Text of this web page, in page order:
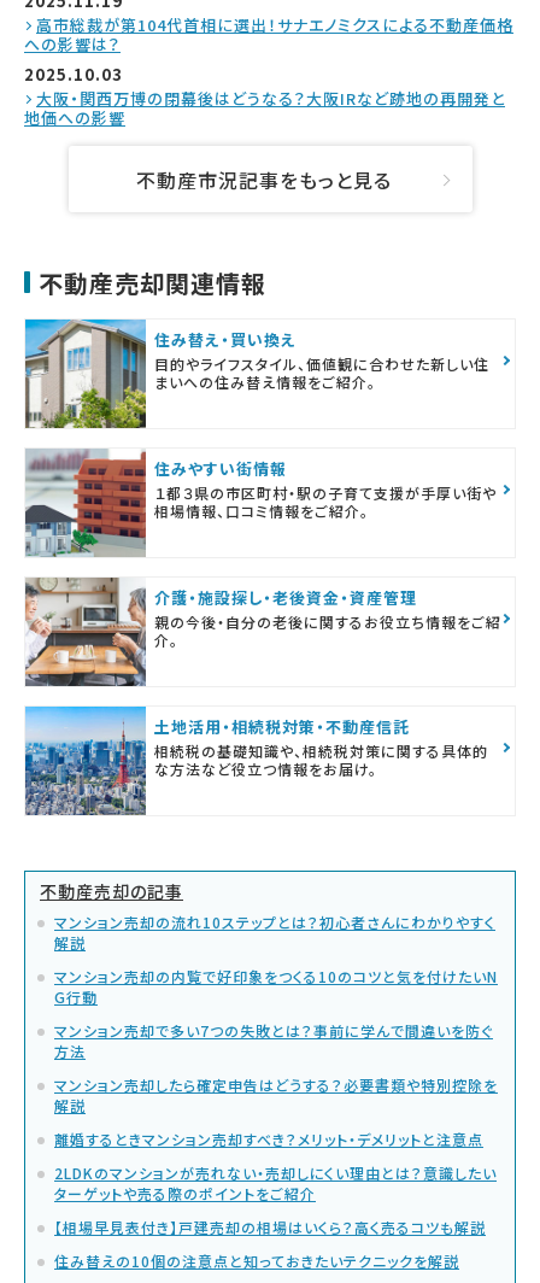
高市総裁が第104代首相に選出！サナエノミクスによる不動産価格
への影響は？
2025.10.03
大阪・関西万博の閉幕後はどうなる？大阪IRなど跡地の再開発と
地価への影響
不動産市況記事をもっと見る
不動産売却関連情報
住み替え・買い換え
目的やライフスタイル、価値観に合わせた新しい住
まいへの住み替え情報をご紹介。
住みやすい街情報
１都３県の市区町村・駅の子育て支援が手厚い街や
相場情報、口コミ情報をご紹介。
介護・施設探し・老後資金・資産管理
親の今後・自分の老後に関するお役立ち情報をご紹
介。
土地活用・相続税対策・不動産信託
相続税の基礎知識や、相続税対策に関する具体的
な方法など役立つ情報をお届け。
不動産売却の記事
マンション売却の流れ10ステップとは？初心者さんにわかりやすく
解説
マンション売却の内覧で好印象をつくる10のコツと気を付けたいN
G行動
マンション売却で多い7つの失敗とは？事前に学んで間違いを防ぐ
方法
マンション売却したら確定申告はどうする？必要書類や特別控除を
解説
離婚するときマンション売却すべき？メリット・デメリットと注意点
2LDKのマンションが売れない・売却しにくい理由とは？意識したい
ターゲットや売る際のポイントをご紹介
【相場早見表付き】戸建売却の相場はいくら？高く売るコツも解説
住み替えの10個の注意点と知っておきたいテクニックを解説